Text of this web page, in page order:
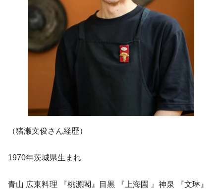
（猪瀬文俊さん経歴）
1970年茨城県生まれ
青山 広東料理 『桃源閣』目黒 『上海園 』神泉 『文琳』